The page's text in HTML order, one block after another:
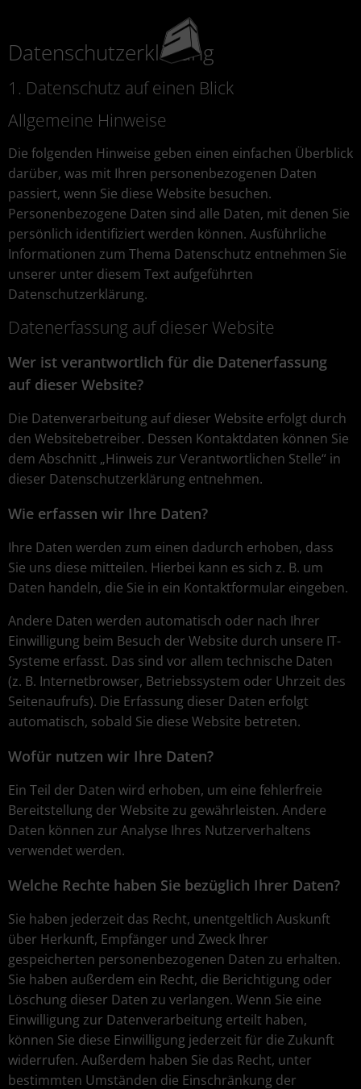
Inhalt
springen
Datenschutz­erklärung
1. Datenschutz auf einen Blick
Allgemeine Hinweise
Die folgenden Hinweise geben einen einfachen Überblick
darüber, was mit Ihren personenbezogenen Daten
passiert, wenn Sie diese Website besuchen.
Personenbezogene Daten sind alle Daten, mit denen Sie
persönlich identifiziert werden können. Ausführliche
Informationen zum Thema Datenschutz entnehmen Sie
unserer unter diesem Text aufgeführten
Datenschutzerklärung.
Datenerfassung auf dieser Website
Wer ist verantwortlich für die Datenerfassung
auf dieser Website?
Die Datenverarbeitung auf dieser Website erfolgt durch
den Websitebetreiber. Dessen Kontaktdaten können Sie
dem Abschnitt „Hinweis zur Verantwortlichen Stelle“ in
dieser Datenschutzerklärung entnehmen.
Wie erfassen wir Ihre Daten?
Ihre Daten werden zum einen dadurch erhoben, dass
Sie uns diese mitteilen. Hierbei kann es sich z. B. um
Daten handeln, die Sie in ein Kontaktformular eingeben.
Andere Daten werden automatisch oder nach Ihrer
Einwilligung beim Besuch der Website durch unsere IT-
Systeme erfasst. Das sind vor allem technische Daten
(z. B. Internetbrowser, Betriebssystem oder Uhrzeit des
Seitenaufrufs). Die Erfassung dieser Daten erfolgt
automatisch, sobald Sie diese Website betreten.
Wofür nutzen wir Ihre Daten?
Ein Teil der Daten wird erhoben, um eine fehlerfreie
Bereitstellung der Website zu gewährleisten. Andere
Daten können zur Analyse Ihres Nutzerverhaltens
verwendet werden.
Welche Rechte haben Sie bezüglich Ihrer Daten?
Sie haben jederzeit das Recht, unentgeltlich Auskunft
über Herkunft, Empfänger und Zweck Ihrer
gespeicherten personenbezogenen Daten zu erhalten.
Sie haben außerdem ein Recht, die Berichtigung oder
Löschung dieser Daten zu verlangen. Wenn Sie eine
Einwilligung zur Datenverarbeitung erteilt haben,
können Sie diese Einwilligung jederzeit für die Zukunft
widerrufen. Außerdem haben Sie das Recht, unter
bestimmten Umständen die Einschränkung der